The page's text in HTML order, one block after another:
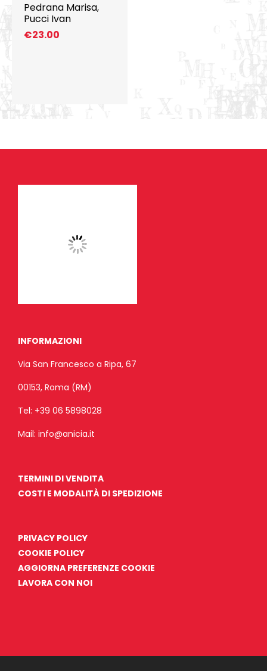
Pedrana Marisa,
Pucci Ivan
€23.00
INFORMAZIONI
Via San Francesco a Ripa, 67
00153, Roma (RM)
Tel: +39 06 5898028
Mail: info@anicia.it
TERMINI DI VENDITA
COSTI E MODALITÀ DI SPEDIZIONE
PRIVACY POLICY
COOKIE POLICY
AGGIORNA PREFERENZE COOKIE
LAVORA CON NOI